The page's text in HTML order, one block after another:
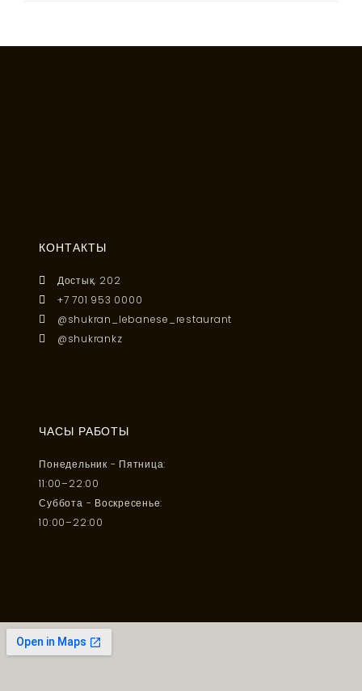
КОНТАКТЫ
Достык, 202
+7 701 953 0000
@shukran_lebanese_restaurant
@shukrankz
ЧАСЫ РАБОТЫ
Понедельник - Пятница:
11:00–22:00
Суббота - Воскресенье:
10:00–22:00